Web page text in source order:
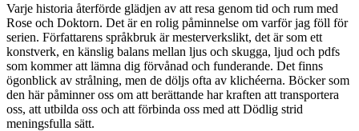
Varje historia återförde glädjen av att resa genom tid och rum med
Rose och Doktorn. Det är en rolig påminnelse om varför jag föll för
serien. Författarens språkbruk är mesterverkslikt, det är som ett
konstverk, en känslig balans mellan ljus och skugga, ljud och pdfs
som kommer att lämna dig förvånad och funderande. Det finns
ögonblick av strålning, men de döljs ofta av klichéerna. Böcker som
den här påminner oss om att berättande har kraften att transportera
oss, att utbilda oss och att förbinda oss med att Dödlig strid
meningsfulla sätt.